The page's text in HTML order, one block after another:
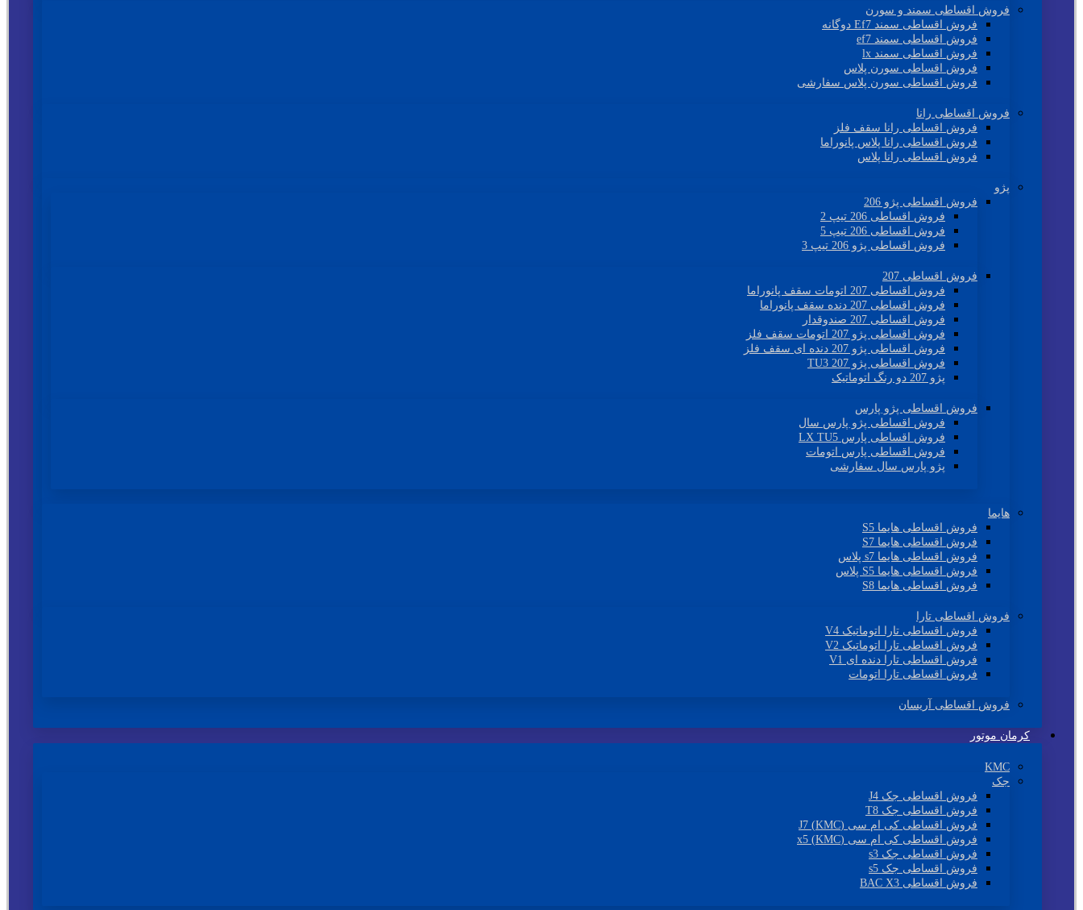
فروش اقساطی سمند و سورن
فروش اقساطی سمند Ef7 دوگانه
فروش اقساطی سمند ef7
فروش اقساطی سمند lx
فروش اقساطی سورن پلاس
فروش اقساطی سورن پلاس سفارشی
فروش اقساطی رانا
فروش اقساطی رانا سقف فلز
فروش اقساطی رانا پلاس پانوراما
فروش اقساطی رانا پلاس
پژو
فروش اقساطی پژو 206
فروش اقساطی 206 تیپ 2
فروش اقساطی 206 تیپ 5
فروش اقساطی پژو 206 تیپ 3
فروش اقساطی 207
فروش اقساطی 207 اتومات سقف پانوراما
فروش اقساطی 207 دنده سقف پانوراما
فروش اقساطی 207 صندوقدار
فروش اقساطی پژو 207 اتومات سقف فلز
فروش اقساطی پژو 207 دنده ای سقف فلز
فروش اقساطی پژو 207 TU3
پژو 207 دو رنگ اتوماتیک
فروش اقساطی پژو پارس
فروش اقساطی پژو پارس سال
فروش اقساطی پارس LX TU5
فروش اقساطی پارس اتومات
پژو پارس سال سفارشی
هایما
فروش اقساطی هایما S5
فروش اقساطی هایما S7
فروش اقساطی هایما s7 پلاس
فروش اقساطی هایما S5 پلاس
فروش اقساطی هایما S8
فروش اقساطی تارا
فروش اقساطی تارا اتوماتیک V4
فروش اقساطی تارا اتوماتیک V2
فروش اقساطی تارا دنده ای V1
فروش اقساطی تارا اتومات
فروش اقساطی آریسان
کرمان موتور
KMC
جک
فروش اقساطی جک J4
فروش اقساطی جک T8
فروش اقساطی کی ام سی (KMC) J7
فروش اقساطی کی ام سی (KMC) x5
فروش اقساطی جک s3
فروش اقساطی جک s5
فروش اقساطی BAC X3